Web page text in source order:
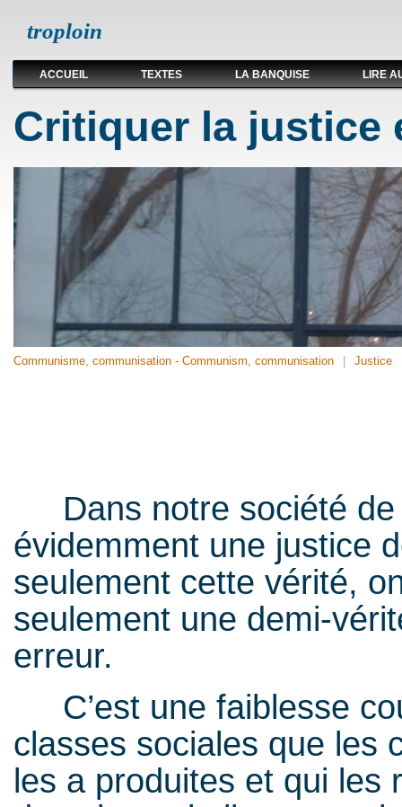
troploin
ACCUEIL TEXTES LA BANQUISE LIRE
Critiquer la justice
Communisme, communisation - Communism, communisation Justice
Dans notre société de
évidemment une justice
seulement cette vérité,
seulement une demi-
erreur.
C’est une faiblesse
classes sociales que les
les a produites et qui